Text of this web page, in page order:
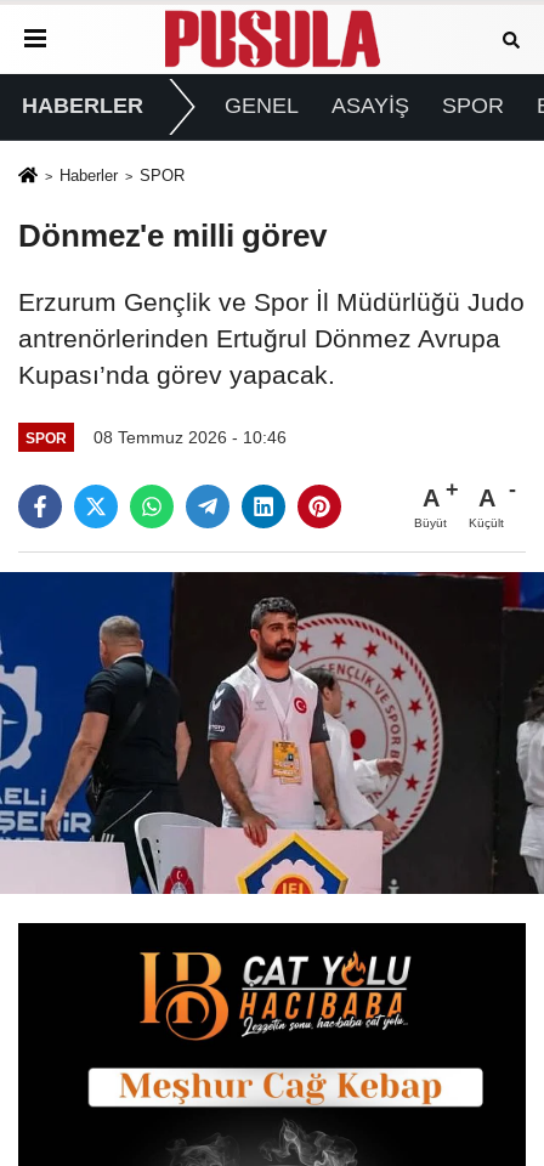
HABERLER GENEL ASAYİŞ SPOR
Haberler SPOR
Dönmez'e milli görev
Erzurum Gençlik ve Spor İl Müdürlüğü Judo
antrenörlerinden Ertuğrul Dönmez Avrupa
Kupası’nda görev yapacak.
SPOR 08 Temmuz 2026 - 10:46
A
Büyüt
A
Küçült